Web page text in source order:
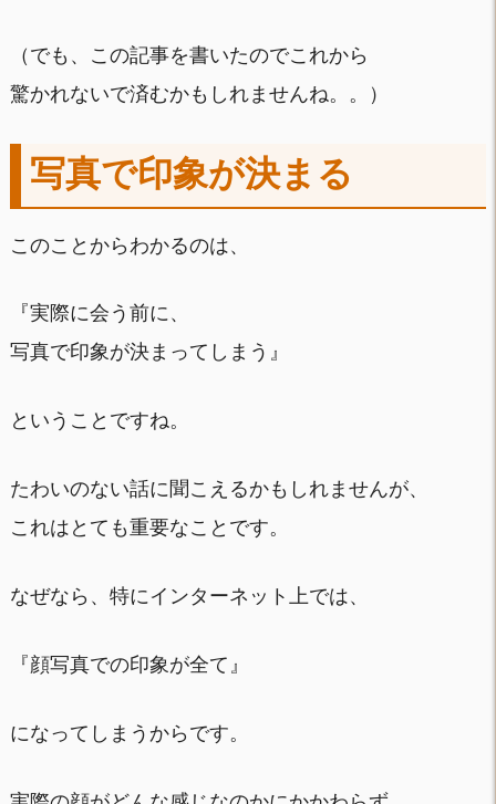
（でも、この記事を書いたのでこれから
驚かれないで済むかもしれませんね。。）
写真で印象が決まる
このことからわかるのは、
『実際に会う前に、
写真で印象が決まってしまう』
ということですね。
たわいのない話に聞こえるかもしれませんが、
これはとても重要なことです。
なぜなら、特にインターネット上では、
『顔写真での印象が全て』
になってしまうからです。